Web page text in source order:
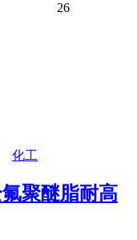
26
化工
聚醚脂耐高